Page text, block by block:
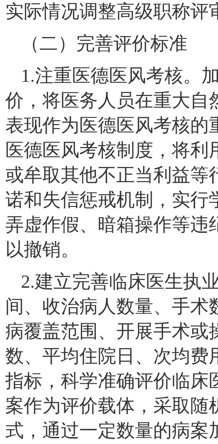
实际情况调整高级职称评
（二）完善评价标准
1.注重医德医风考核。
价，将医务人员在重大自
表现作为医德医风考核的
医德医风考核制度，将
或牟取其他不正当利益等
诺和失信惩戒机制，实行
弄虚作假、暗箱操作等违
以撤销。
2.建立完善临床医生执
间、收治病人数量、手术
病覆盖范围、开展手术或
数、平均住院日、次均费
指标，科学准确评价临床
案作为评价载体，采取随
式，通过一定数量的病案